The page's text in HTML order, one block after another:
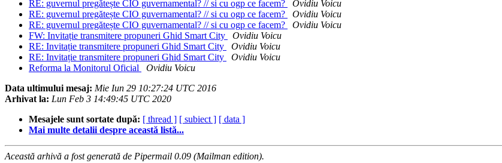
RE: guvernul pregătește CIO guvernamental? // si cu ogp ce facem?
Ovidiu Voicu
RE: guvernul pregătește CIO guvernamental? // si cu ogp ce facem?
Ovidiu Voicu
RE: guvernul pregătește CIO guvernamental? // si cu ogp ce facem?
Ovidiu Voicu
FW: Invitație transmitere propuneri Ghid Smart City
Ovidiu Voicu
RE: Invitație transmitere propuneri Ghid Smart City
Ovidiu Voicu
RE: Invitație transmitere propuneri Ghid Smart City
Ovidiu Voicu
Reforma la Monitorul Oficial
Ovidiu Voicu
Data ultimului mesaj: Mie Iun 29 10:27:24 UTC 2016
Arhivat la: Lun Feb 3 14:49:45 UTC 2020
Mesajele sunt sortate după: [ thread ] [ subiect ] [ data ]
Mai multe detalii despre această listă...
Această arhivă a fost generată de Pipermail 0.09 (Mailman edition).